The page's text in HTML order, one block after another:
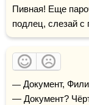
Пивная! Еще
подлец, слезай с
— Документ, Филипп Филиппыч, мне надо.
— Документ?